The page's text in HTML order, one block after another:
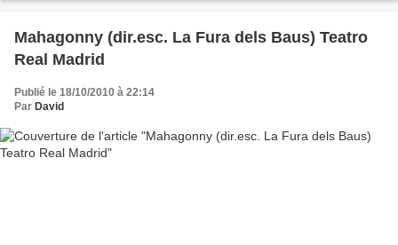
Mahagonny (dir.esc. La Fura dels Baus) Teatro
Real Madrid
Publié le 18/10/2010 à 22:14
Par David